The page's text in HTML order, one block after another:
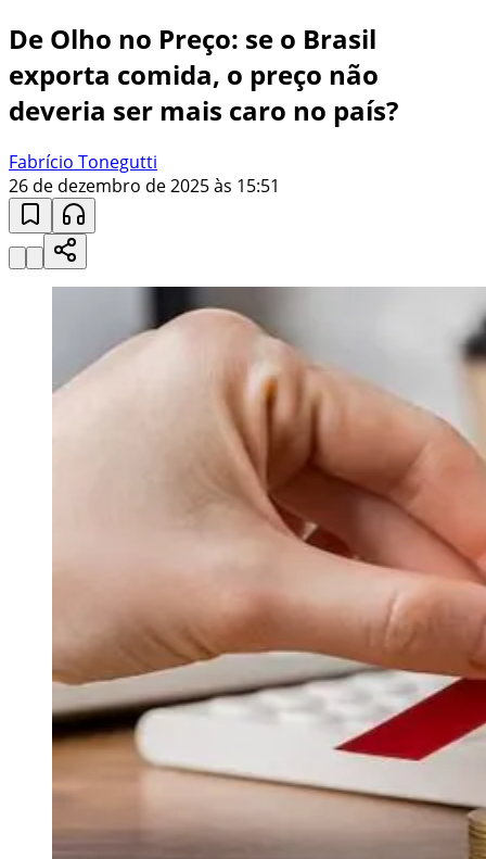
De Olho no Preço: se o Brasil
exporta comida, o preço não
deveria ser mais caro no país?
Fabrício Tonegutti
26 de dezembro de 2025 às 15:51